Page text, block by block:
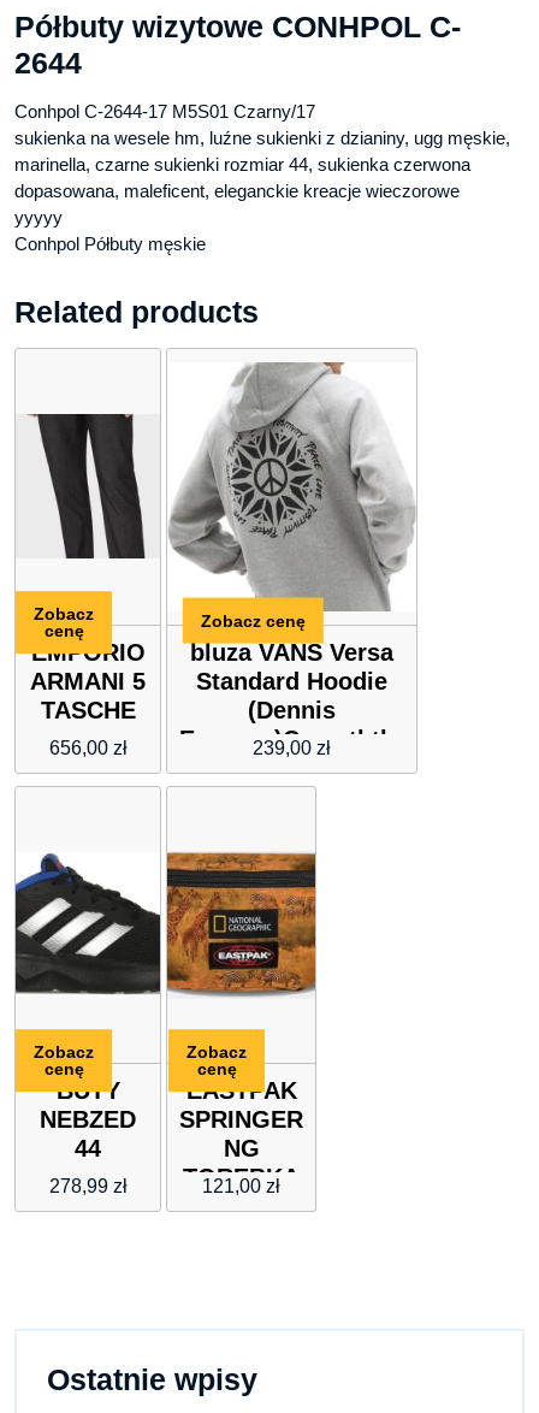
Półbuty wizytowe CONHPOL C-
2644
Conhpol C-2644-17 M5S01 Czarny/17
sukienka na wesele hm, luźne sukienki z dzianiny, ugg męskie,
marinella, czarne sukienki rozmiar 44, sukienka czerwona
dopasowana, maleficent, eleganckie kreacje wieczorowe
yyyyy
Conhpol Półbuty męskie
Related products
EMPORIO
ARMANI 5
TASCHE
656,00 zł
Zobacz
cenę
bluza VANS Versa
Standard Hoodie
(Dennis
Enarson)Cemnththr
(E41)
239,00 zł
Zobacz cenę
BUTY
NEBZED
44
278,99 zł
Zobacz
cenę
EASTPAK
SPRINGER
NG
TOREBKA
( wymiary:
121,00 zł
Zobacz
cenę
Ostatnie wpisy